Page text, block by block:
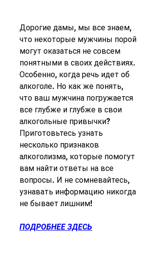
Дорогие дамы, мы все знаем,
что некоторые мужчины порой
могут оказаться не совсем
понятными в своих действиях.
Особенно, когда речь идет об
алкоголе. Но как же понять,
что ваш мужчина погружается
все глубже и глубже в свои
алкогольные привычки?
Приготовьтесь узнать
несколько признаков
алкоголизма, которые помогут
вам найти ответы на все
вопросы. И не сомневайтесь,
узнавать информацию никогда
не бывает лишним!
ПОДРОБНЕЕ ЗДЕСЬ